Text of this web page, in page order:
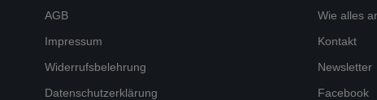
AGB
Impressum
Widerrufsbelehrung
Datenschutzerklärung
Wie alles
Kontakt
Newsletter
Facebook